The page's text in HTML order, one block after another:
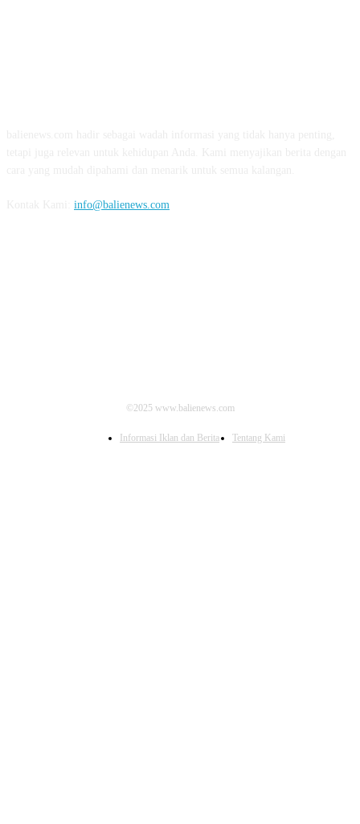
info@balienews.com
©2025 www.balienews.com
Informasi Iklan dan Berita Tentang Kami